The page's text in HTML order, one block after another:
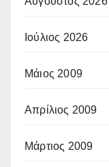
Ιούλιος 2026
Μάιος 2009
Απρίλιος 2009
Μάρτιος 2009